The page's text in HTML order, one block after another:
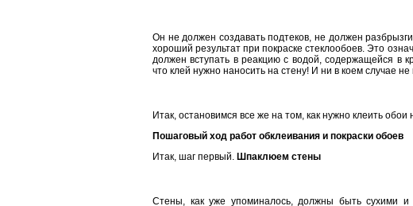
Он не должен создавать подтеков, не должен
хороший результат при покраске стеклообоев. Это
должен вступать в реакцию с водой, содержащейся в
что клей нужно наносить на стену! И ни в коем случае
Итак, остановимся все же на том, как нужно клеить обои
Пошаговый ход работ обклеивания и покраски обоев
Итак, шаг первый. Шпаклюем стены
Стены, как уже упоминалось, должны быть сухими